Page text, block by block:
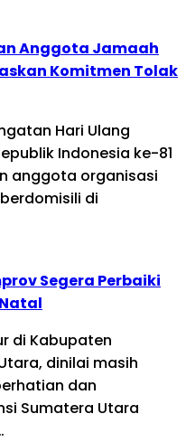
Anggota Jamaah
Komitmen Tolak
Hari Ulang
Indonesia ke-81
anggota organisasi
di
Segera Perbaiki
di Kabupaten
dinilai masih
dan
Sumatera Utara